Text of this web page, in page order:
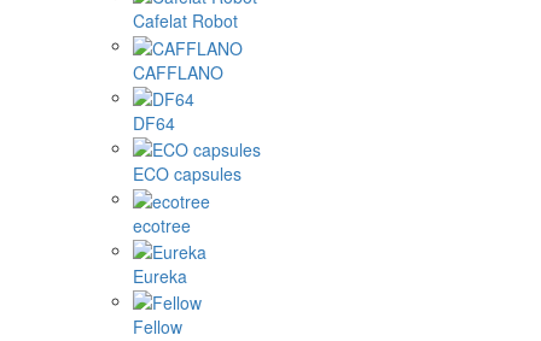
Cafelat Robot
CAFFLANO
DF64
ECO capsules
ecotree
Eureka
Fellow